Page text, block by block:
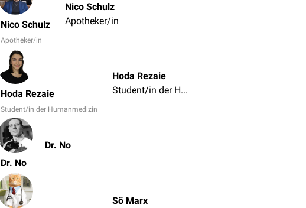
Nico Schulz
Apotheker/in
Nico Schulz
Apotheker/in
Hoda Rezaie
Student/in der Humanmedizin
Hoda Rezaie
Student/in der Humanmedizin
Dr. No
Dr. No
Sö Marx